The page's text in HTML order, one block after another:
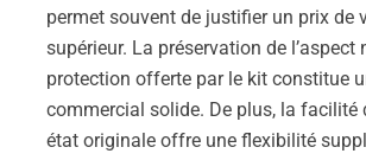
permet souvent de justifier un prix de
supérieur. La préservation de l’aspect
protection offerte par le kit constitue
commercial solide. De plus, la facilité
état originale offre une flexibilité